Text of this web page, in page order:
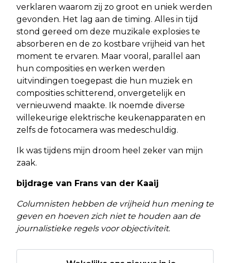
verklaren waarom zij zo groot en uniek werden
gevonden. Het lag aan de timing. Alles in tijd
stond gereed om deze muzikale explosies te
absorberen en de zo kostbare vrijheid van het
moment te ervaren. Maar vooral, parallel aan
hun composities en werken werden
uitvindingen toegepast die hun muziek en
composities schitterend, onvergetelijk en
vernieuwend maakte. Ik noemde diverse
willekeurige elektrische keukenapparaten en
zelfs de fotocamera was medeschuldig.
Ik was tijdens mijn droom heel zeker van mijn
zaak.
bijdrage van Frans van der Kaaij
Columnisten hebben de vrijheid hun mening te
geven en hoeven zich niet te houden aan de
journalistieke regels voor objectiviteit.